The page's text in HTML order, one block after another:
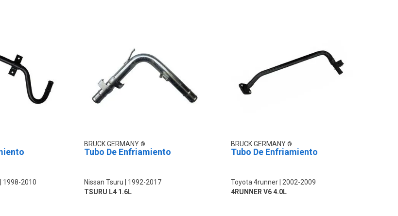
1998-2010
BRUCK GERMANY
Tubo De Enfriamiento
Nissan Tsuru
1992-2017
TSURU L4 1.6L
BRUCK GERMANY
Tubo De Enfriamiento
Toyota 4runner
2002-2009
4RUNNER V6 4.0L